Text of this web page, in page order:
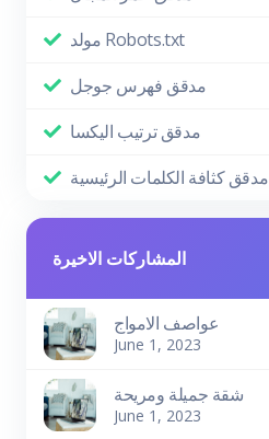
مولد Robots.txt
مدقق فهرس جوجل
مدقق ترتيب اليكسا
مدقق كثافة الكلمات الرئيسية
المشاركات الاخيرة
عواصف الامواج
June 1, 2023
شقة جميلة ومريحة
June 1, 2023